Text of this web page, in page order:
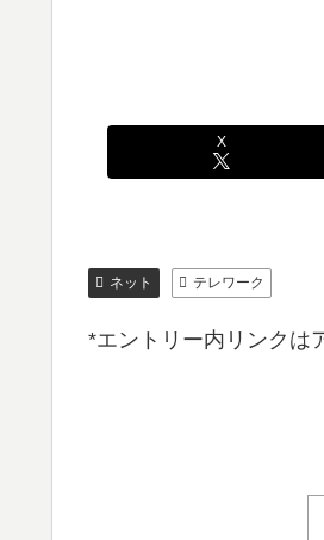
X
ネット テレワーク
*エントリー内リンクは